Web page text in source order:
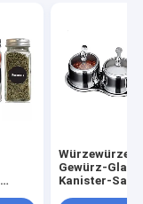
Gewürz-Glas-
Kanister-Satz